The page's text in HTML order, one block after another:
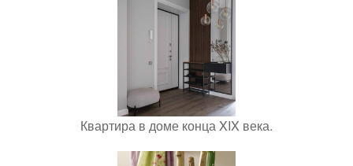
Квартира в доме конца XIX века.